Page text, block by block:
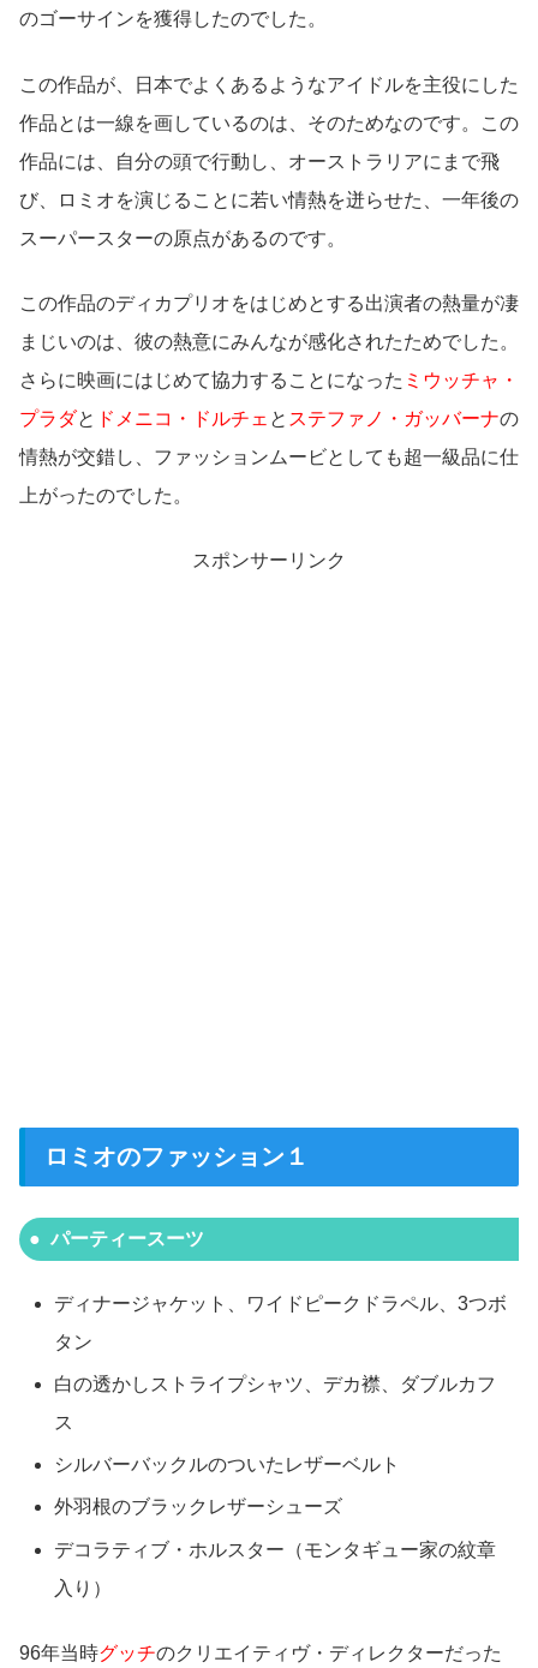
のゴーサインを獲得したのでした。
この作品が、日本でよくあるようなアイドルを主役にした
作品とは一線を画しているのは、そのためなのです。この
作品には、自分の頭で行動し、オーストラリアにまで飛
び、ロミオを演じることに若い情熱を迸らせた、一年後の
スーパースターの原点があるのです。
この作品のディカプリオをはじめとする出演者の熱量が凄
まじいのは、彼の熱意にみんなが感化されたためでした。
さらに映画にはじめて協力することになった ミウッチャ・
プラダと ドメニコ・ドルチェ と ステファノ・ガッバーナの
情熱が交錯し、ファッションムービとしても超一級品に仕
上がったのでした。
スポンサーリンク
ロミオのファッション１
パーティースーツ
ディナージャケット、ワイドピークドラペル、3つボ
タン
白の透かしストライプシャツ、デカ襟、ダブルカフ
ス
シルバーバックルのついたレザーベルト
外羽根のブラックレザーシューズ
デコラティブ・ホルスター（モンタギュー家の紋章
入り）
96年当時グッチのクリエイティヴ・ディレクターだった